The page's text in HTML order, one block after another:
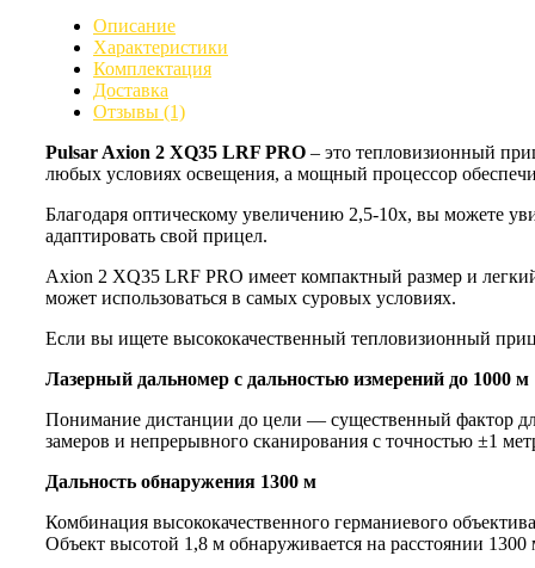
Описание
Характеристики
Комплектация
Доставка
Отзывы (1)
Pulsar Axion 2 XQ35 LRF PRO – это тепловизионный
любых условиях освещения, а мощный процессор
Благодаря оптическому увеличению 2,5-10х, вы можете
адаптировать свой прицел.
Axion 2 XQ35 LRF PRO имеет компактный размер и
может использоваться в самых суровых условиях.
Если вы ищете высококачественный тепловизионный
Лазерный дальномер с дальностью измерений до 1000 м
Понимание дистанции до цели — существенный фактор
замеров и непрерывного сканирования с точностью ±1
Дальность обнаружения 1300 м
Комбинация высококачественного германиевого объектива
Объект высотой 1,8 м обнаруживается на расстоянии